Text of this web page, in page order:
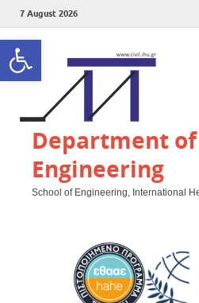
Open toolbar
7 August 2026
Department
Engineering
School of Engineering, International